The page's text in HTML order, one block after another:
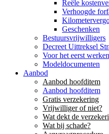
Reële
Verhoogde
Geschenken
Bestuursvrijwilligers
Decreet Uittreksel
Voor het eerst
Modeldocumenten
Aanbod
Aanbod hoofditem
Aanbod hoofditem
Gratis verzekering
Vrijwilliger of niet?
Wat dekt de
Wat bij schade?